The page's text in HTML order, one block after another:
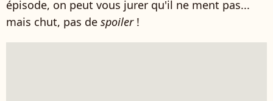
épisode, on peut vous jurer qu'il ne ment pas...
mais chut, pas de spoiler!